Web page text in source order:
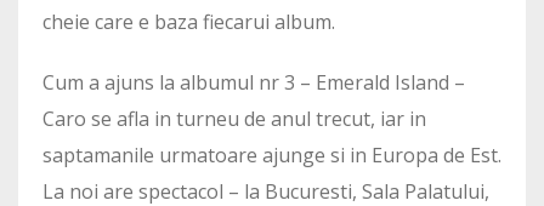
cheie care e baza fiecarui album.
Cum a ajuns la albumul nr 3 – Emerald Island –
Caro se afla in turneu de anul trecut, iar in
saptamanile urmatoare ajunge si in Europa de Est.
La noi are spectacol – la Bucuresti, Sala Palatului,